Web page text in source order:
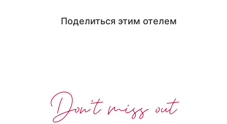
Поделиться этим отелем
Don't miss out